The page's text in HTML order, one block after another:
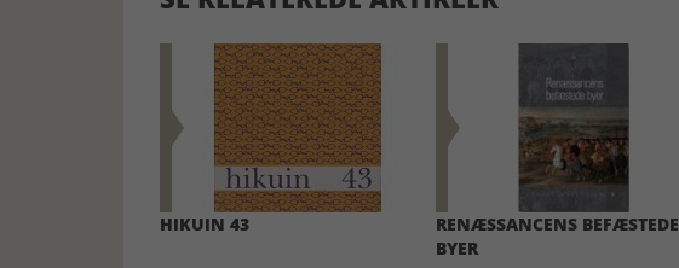
HIKUIN 43
RENÆSSANCENS BEFÆSTEDE
BYER